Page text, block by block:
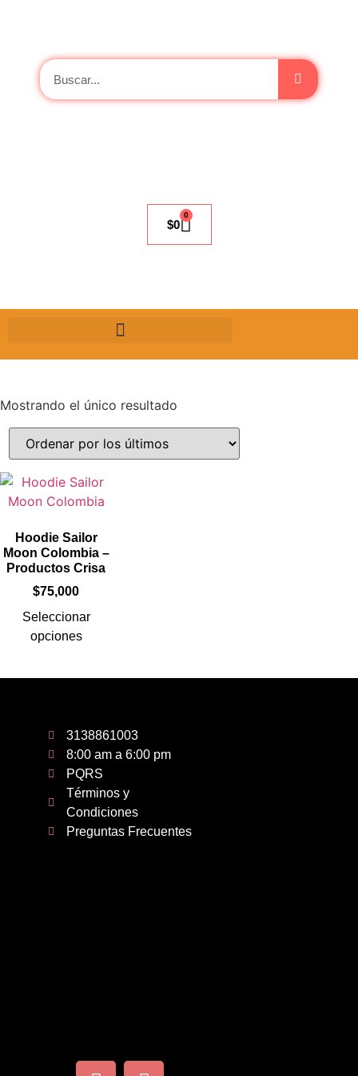
$0
0
Mostrando el único resultado
Hoodie Sailor
Moon Colombia –
Productos Crisa
$75,000
Seleccionar
opciones
3138861003
8:00 am a 6:00 pm
PQRS
Términos y
Condiciones
Preguntas Frecuentes